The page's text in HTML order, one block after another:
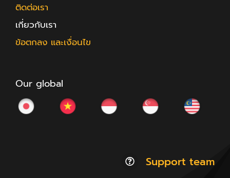
ติดต่อเรา
เกี่ยวกับเรา
ข้อตกลง และเงื่อนไข
Our global
Support team